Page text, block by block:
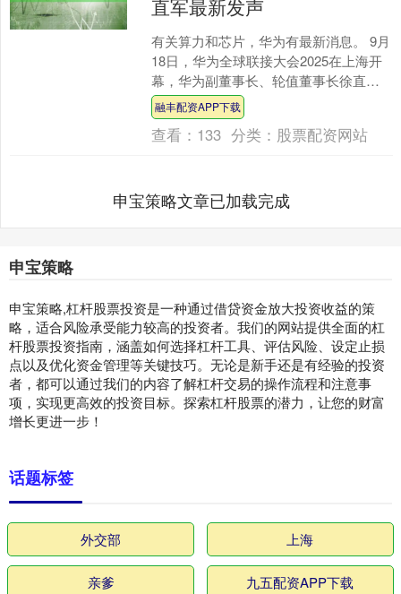
直军最新发声
有关算力和芯片，华为有最新消息。 9月
18日，华为全球联接大会2025在上海开
幕，华为副董事长、轮值董事长徐直军
发表题为“以开创的超节点互联技术，引
领AI基础设....
融丰配资APP下载
查看： 133 分类： 股票配资网站
申宝策略文章已加载完成
申宝策略
申宝策略,杠杆股票投资是一种通过借贷资金放大投资收益的策
略，适合风险承受能力较高的投资者。我们的网站提供全面的杠
杆股票投资指南，涵盖如何选择杠杆工具、评估风险、设定止损
点以及优化资金管理等关键技巧。无论是新手还是有经验的投资
者，都可以通过我们的内容了解杠杆交易的操作流程和注意事
项，实现更高效的投资目标。探索杠杆股票的潜力，让您的财富
增长更进一步！
话题标签
外交部 上海
亲爹 九五配资APP下载